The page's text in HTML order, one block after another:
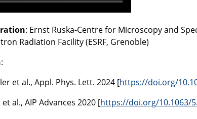
: Ernst Ruska-Centre for Microscopy and
Radiation Facility (ESRF, Grenoble)
:
et al., Appl. Phys. Lett. 2024 [https://doi.org/
al., AIP Advances 2020 [https://doi.org/10.1063/